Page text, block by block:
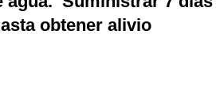
obtener alivio